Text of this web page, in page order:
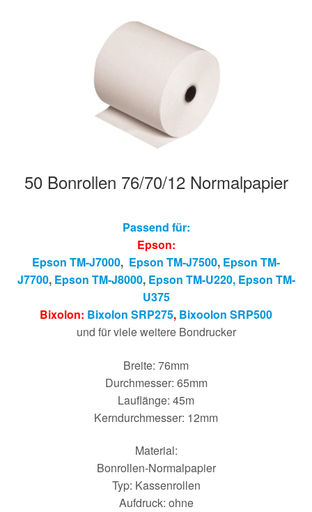
Hersteller/Gerät
Apothekenrollen
Rollen für Waagen
50 Bonrollen 76/70/12 Normalpapier
Passend für:
Epson:
Epson TM-J7000, Epson TM-J7500, Epson TM-
J7700, Epson TM-J8000, Epson TM-U220, Epson TM-
U375
Bixolon: Bixolon SRP275, Bixoolon SRP500
und für viele weitere Bondrucker
Breite: 76mm
Durchmesser: 65mm
Lauflänge: 45m
Kerndurchmesser: 12mm
Material:
Bonrollen-Normalpapier
Typ: Kassenrollen
Aufdruck: ohne